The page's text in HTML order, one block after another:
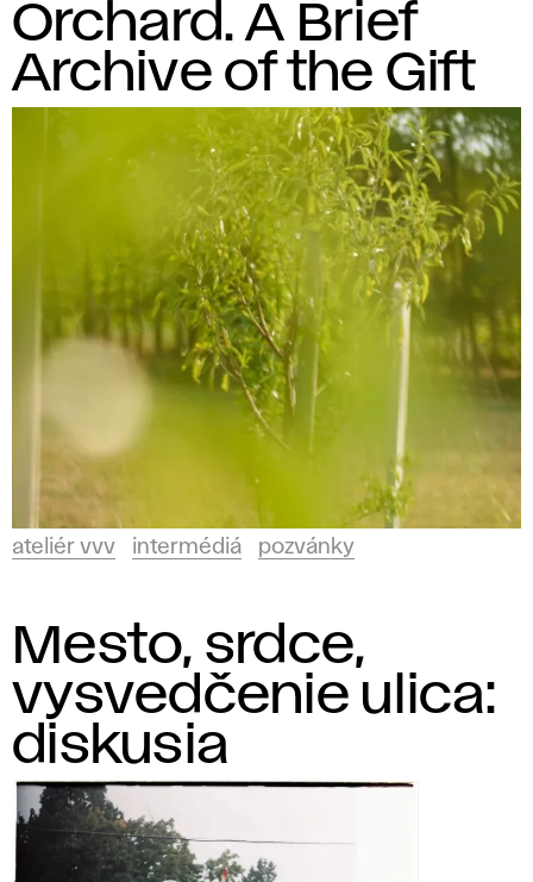
Orchard. A Brief
Archive of the Gift
ateliér vvv intermédiá pozvánky
Mesto, srdce,
vysvedčenie ulica:
diskusia